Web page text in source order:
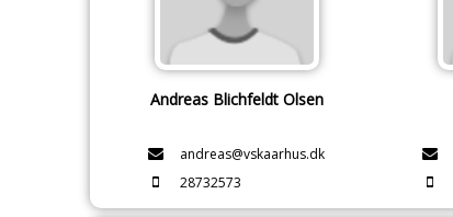
Andreas Blichfeldt Olsen
andreas@vskaarhus.dk
28732573